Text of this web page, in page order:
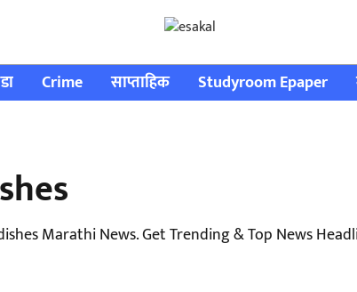
Crime साप्ताहिक Studyroom Epaper
Marathi News. Get Trending & Top News